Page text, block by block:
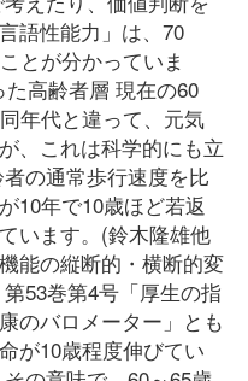
語性能力」は、70
とが分かっていま
高齢者層 現在の60
年代と違って、元気
、これは科学的にも立
の通常歩行速度を比
10年で10歳ほど若返
います。(鈴木隆雄他
能の縦断的・横断的変
53巻第4号「厚生の指
のバロメーター」とも
が10歳程度伸びてい